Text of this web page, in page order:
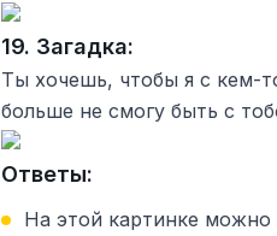
19. Загадка:
Ты хочешь, чтобы я с кем-
больше не смогу быть с
Ответы:
На этой картинке можно